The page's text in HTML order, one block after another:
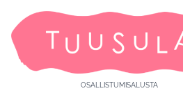
OSALLISTUMISALUSTA